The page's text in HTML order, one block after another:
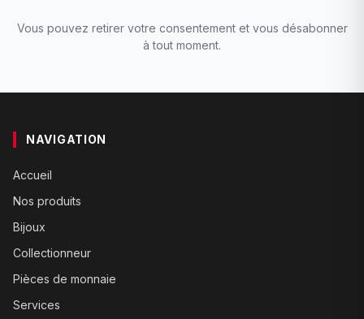
Vous pouvez retirer votre consentement et vous désabonner
à tout moment.
NAVIGATION
Accueil
Nos produits
Bijoux
Collectionneur
Pièces de monnaie
Services